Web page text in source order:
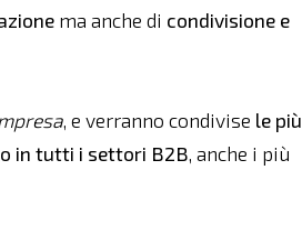
ma anche di condivisione e
, e verranno condivise le più
in tutti i settori B2B, anche i più